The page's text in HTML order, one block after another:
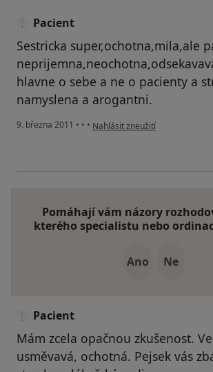
Pacient
Sestricka super,ochotna,mila,ale
hlavne o sebe a ne o pacienty a
namyslena a arogantni.
9. března 2011 • • • podle názoru uživatele Pacient
Nahlásit zneužití
Pomáhají vám názory
kterého specialistu nebo
Ano Ne
Pacient
Mám zcela opačnou zkušenost.
usměvavá, ochotná. Pejsek vás